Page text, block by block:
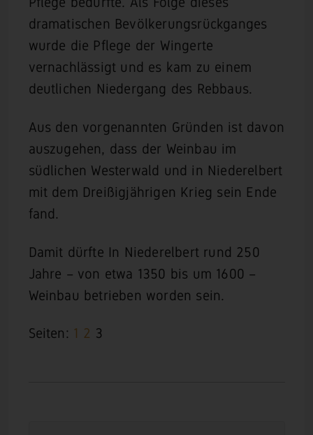
dramatischen Bevölkerungsrückganges
wurde die Pflege der Wingerte
vernachlässigt und es kam zu einem
deutlichen Niedergang des Rebbaus.
Aus den vorgenannten Gründen ist davon
auszugehen, dass der Weinbau im
südlichen Westerwald und in Niederelbert
mit dem Dreißigjährigen Krieg sein Ende
fand.
Damit dürfte In Niederelbert rund 250
Jahre – von etwa 1350 bis um 1600 –
Weinbau betrieben worden sein.
Seiten: 1 2 3